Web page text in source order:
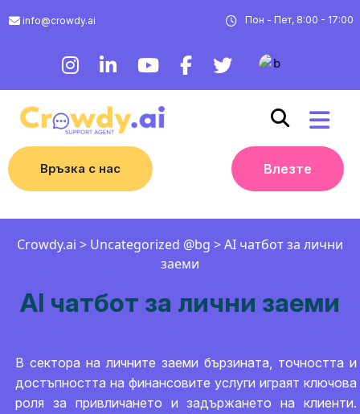
info@crowdy.ai Пон - Пет, 8:00 - 17:00
Връзка с нас Влезте
Crowdy.ai > Uncategorized @bg >AI чатбот за лични
заеми
AI чатбот за лични заеми
В сектора на личните заеми бързината, точността и
достъпността на финансовите услуги играят ключова
роля за привличането и задържането на клиенти.